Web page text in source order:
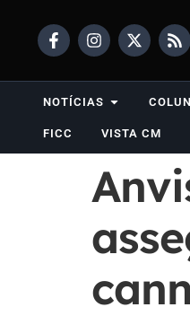
NOTÍCIAS
FICC VISTA CM